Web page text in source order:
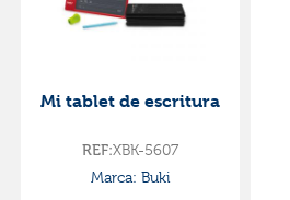
Mi tablet de escritura
REF:XBK-5607
Marca: Buki